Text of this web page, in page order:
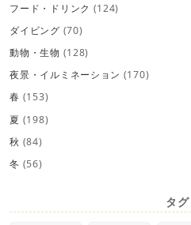
フード・ドリンク (124)
ダイビング (70)
動物・生物 (128)
夜景・イルミネーション (170)
春 (153)
夏 (198)
秋 (84)
冬 (56)
タグ